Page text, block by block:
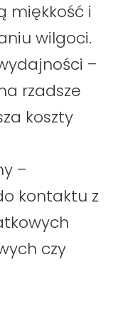
miękkość i
wilgoci.
–
rzadsze
koszty
–
kontaktu z
czy